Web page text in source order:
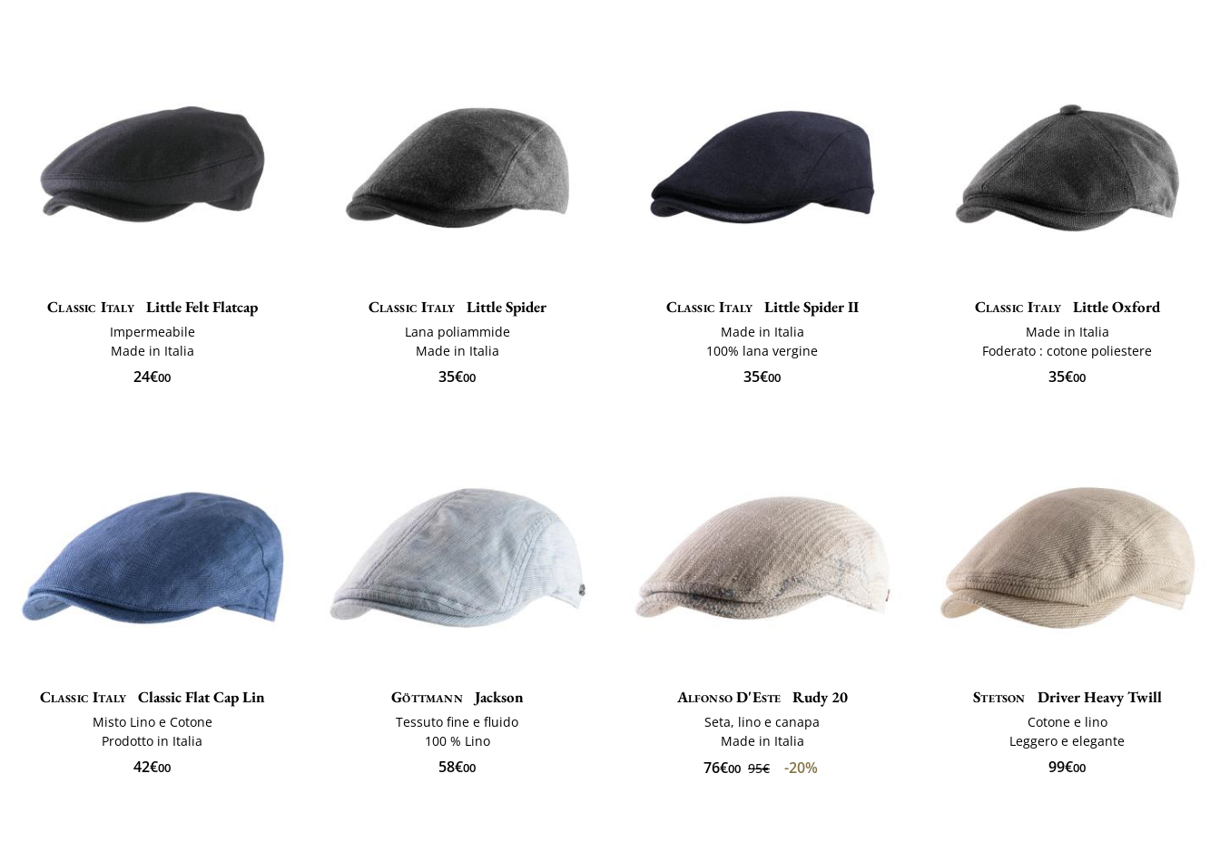
Classic Italy Little Felt Flatcap
Impermeabile
Made in Italia
24€00
Classic Italy Little Spider
Lana poliammide
Made in Italia
35€00
Classic Italy Little Spider II
Made in Italia
100% lana vergine
35€00
Classic Italy Little Oxford
Made in Italia
Foderato : cotone poliestere
35€00
Classic Italy Classic Flat Cap Lin
Misto Lino e Cotone
Prodotto in Italia
42€00
Göttmann Jackson
Tessuto fine e fluido
100 % Lino
58€00
Alfonso D'Este Rudy 20
Seta, lino e canapa
Made in Italia
76€00 95€ -20%
Stetson Driver Heavy Twill
Cotone e lino
Leggero e elegante
99€00